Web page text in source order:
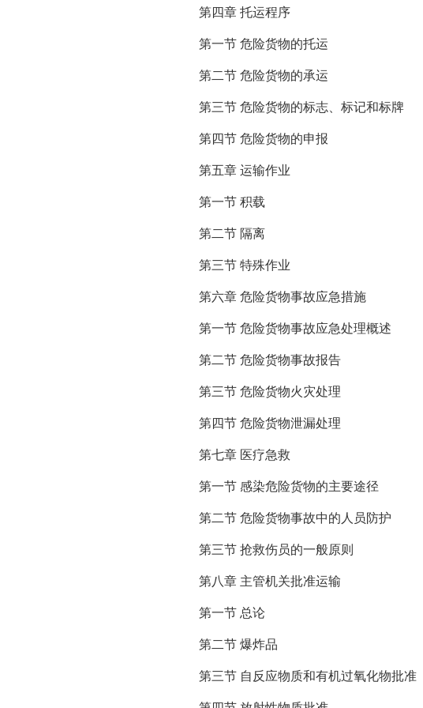
第四章 托运程序
第一节 危险货物的托运
第二节 危险货物的承运
第三节 危险货物的标志、标记和标牌
第四节 危险货物的申报
第五章 运输作业
第一节 积载
第二节 隔离
第三节 特殊作业
第六章 危险货物事故应急措施
第一节 危险货物事故应急处理概述
第二节 危险货物事故报告
第三节 危险货物火灾处理
第四节 危险货物泄漏处理
第七章 医疗急救
第一节 感染危险货物的主要途径
第二节 危险货物事故中的人员防护
第三节 抢救伤员的一般原则
第八章 主管机关批准运输
第一节 总论
第二节 爆炸品
第三节 自反应物质和有机过氧化物批准